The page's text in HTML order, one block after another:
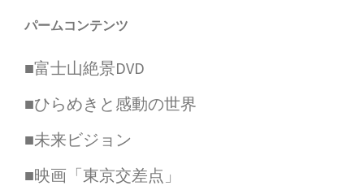
パームコンテンツ
■富士山絶景DVD
■ひらめきと感動の世界
■未来ビジョン
■映画「東京交差点」